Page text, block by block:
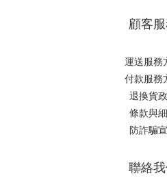
顧客
運送服務
付款服務
退換貨
條款與
防詐騙
聯絡